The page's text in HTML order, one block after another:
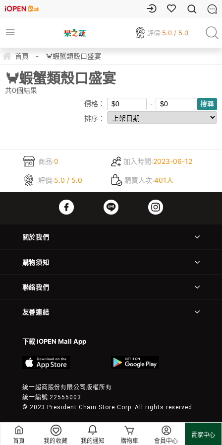
首頁 我的收藏 我的通知 購物車 會員中心
賣家中心
評價:5.0 / 5.0
首頁 - 🦀蝦蟹類殼口盛宴
🦀蝦蟹類殼口盛宴
共0個結果
價格：
排序：
商品:0 加入時間:2023-06-12
評價:5.0 / 5.0 購買人次:401人
關於我們
購物須知
聯絡我們
友善連結
下載 iOPEN Mall App
統一超商股份有限公司版權所有
統一編號:22555003
© 2023 President Chain Store Corp. All rights reserved.